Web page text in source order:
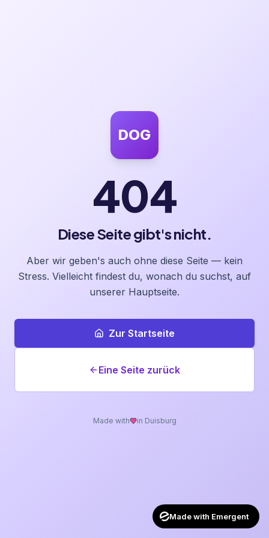
DOG
404
Diese Seite gibt's nicht.
Aber wir geben's auch ohne diese Seite — kein
Stress. Vielleicht findest du, wonach du suchst, auf
unserer Hauptseite.
Zur Startseite
Eine Seite zurück
Made with in Duisburg
Made with Emergent